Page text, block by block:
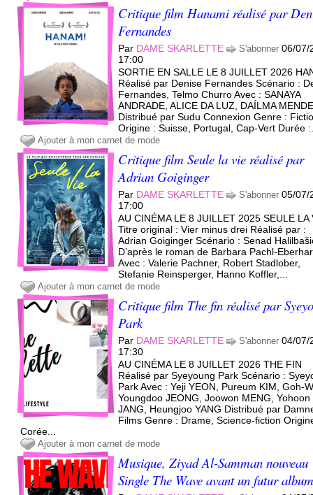
Critique film Hanami réalisé par
Fernandes
Par DAME SKARLETTE S'abonner 06/07/
17:00
SORTIE EN SALLE LE 8 JUILLET 2026
Réalisé par Denise Fernandes Scénario :
Fernandes, Telmo Churro Avec : SANAYA
ANDRADE, ALICE DA LUZ, DAÍLMA
Distribué par Sudu Connexion Genre :
Origine : Suisse, Portugal, Cap-Vert Durée
Ajouter à mon carnet de mode
Critique film Seule la vie réalisé par
Adrian Goiginger
Par DAME SKARLETTE S'abonner 05/07/
17:00
AU CINÉMA LE 8 JUILLET 2025 SEULE LA
Titre original : Vier minus drei Réalisé par :
Adrian Goiginger Scénario : Senad
D’après le roman de Barbara Pachl-
Avec : Valerie Pachner, Robert Stadlober,
Stefanie Reinsperger, Hanno Koffler,...
Ajouter à mon carnet de mode
Critique film The fin réalisé par
Park
Par DAME SKARLETTE S'abonner 04/07/
17:30
AU CINÉMA LE 8 JUILLET 2026 THE FIN
Réalisé par Syeyoung Park Scénario :
Park Avec : Yeji YEON, Pureum KIM, Goh-
Youngdoo JEONG, Joowon MENG, Yohoon
JANG, Heungjoo YANG Distribué par
Films Genre : Drame, Science-fiction
Corée...
Ajouter à mon carnet de mode
Musique, Ziyad Al-Samman nouveau
Single The Wave avant un futur